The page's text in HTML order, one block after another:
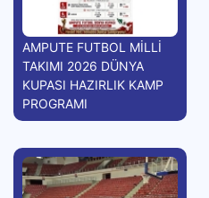
AMPUTE FUTBOL MİLLİ
TAKIMI 2026 DÜNYA
KUPASI HAZIRLIK KAMP
PROGRAMI